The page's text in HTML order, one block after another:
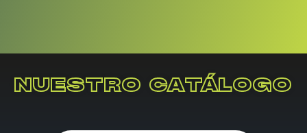
NUESTRO CATÁLOGO